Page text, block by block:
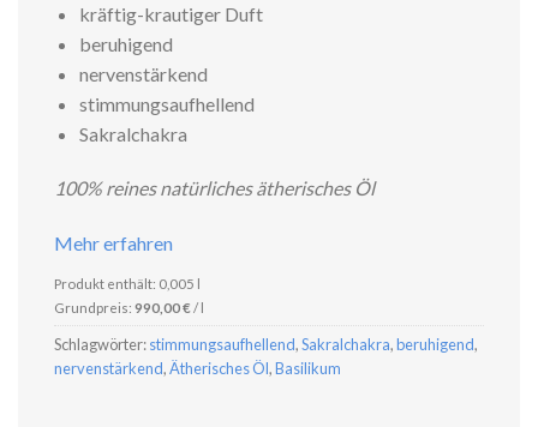
kräftig-krautiger Duft
beruhigend
nervenstärkend
stimmungsaufhellend
Sakralchakra
100% reines natürliches ätherisches Öl
Mehr erfahren
Produkt enthält: 0,005
Grundpreis: 990,00€/
Schlagwörter:stimmungsaufhellend,Sakralchakra,beruhigend,
nervenstärkend,Ätherisches Öl,Basilikum